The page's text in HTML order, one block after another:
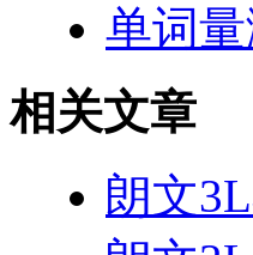
单词
相关文章
朗文